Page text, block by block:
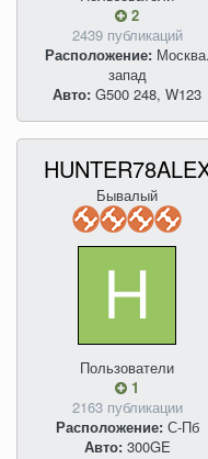
2
2439 публикаций
Расположение:Москва.
запад
Авто: G500 248, W123
Бывалый
Пользователи
1
2163 публикации
Расположение:С-Пб
Авто:300GE